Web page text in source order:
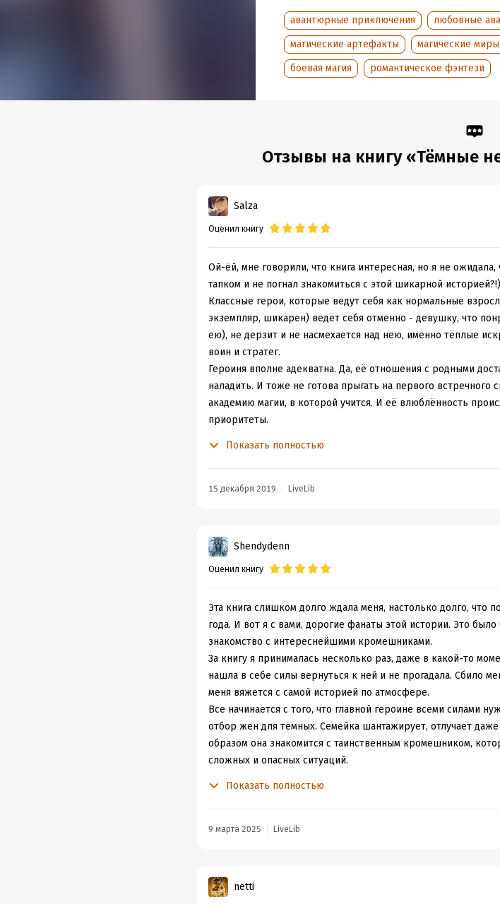
Дата поступления: 9 июня 2023
авантюрные приключения любовные
магические артефакты
магические миры
боевая магия
романтическое фэнтези
Отзывы на книгу «Тёмные
Salza
Оценил книгу
Ой-ёй, мне говорили, что книга интересная, но я не
тапком и не погнал знакомиться с этой шикарной
Классные герои, которые ведут себя как нормальные
экземпляр, шикарен) ведёт себя отменно - девушку, что
ею), не дерзит и не насмехается над нею, именно тёплые
воин и стратег.
Героиня вполне адекватна. Да, её отношения с родными
наладить. И тоже не готова прыгать на первого встречного
академию магии, в которой учится. И её влюблённость
приоритеты.
Показать полностью
15 декабря 2019 LiveLib
Shendydenn
Оценил книгу
Эта книга слишком долго ждала меня, настолько долго,
года. И вот я с вами, дорогие фанаты этой истории. Это
знакомство с интереснейшими кромешниками.
За книгу я принималась несколько раз, даже в какой-то
нашла в себе силы вернуться к ней и не прогадала. Сбило
меня вяжется с самой историей по атмосфере.
Все начинается с того, что главной героине всеми силами
отбор жен для темных. Семейка шантажирует, отлучает
образом она знакомится с таинственным кромешником,
сложных и опасных ситуаций.
Героиня мне понравилась, за ней было интересно следить.
Главный герой, конечно, интересный мужчина, но уж
казалось, что это слишком явно проявляется в их
Показать полностью
9 марта 2025 LiveLib
netti